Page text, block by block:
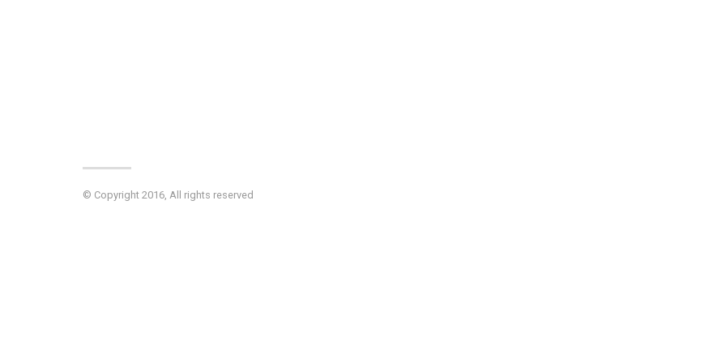
© Copyright 2016, All rights reserved